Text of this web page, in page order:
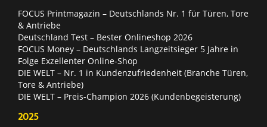
FOCUS Printmagazin – Deutschlands Nr. 1 für Türen, Tore
& Antriebe
Deutschland Test – Bester Onlineshop 2026
FOCUS Money – Deutschlands Langzeitsieger 5 Jahre in
Folge Exzellenter Online-Shop
DIE WELT – Nr. 1 in Kundenzufriedenheit (Branche Türen,
Tore & Antriebe)
DIE WELT – Preis-Champion 2026 (Kundenbegeisterung)
2025